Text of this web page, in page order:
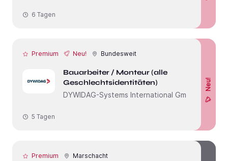
6 Tagen
Premium Neu! Bundesweit
Bauarbeiter / Monteur (alle
Geschlechtsidentitäten)
DYWIDAG-Systems International GmbH
Neu!
5 Tagen
Premium Marschacht